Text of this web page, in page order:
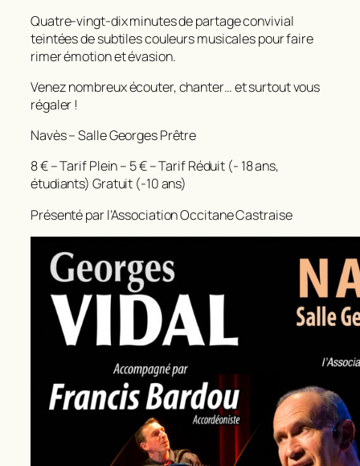
Quatre-vingt-dix minutes de partage convivial
teintées de subtiles couleurs musicales pour faire
rimer émotion et évasion.
Venez nombreux écouter, chanter… et surtout vous
régaler !
Navès – Salle Georges Prêtre
8 € – Tarif Plein – 5 € – Tarif Réduit (- 18 ans,
étudiants) Gratuit (-10 ans)
Présenté par l’Association Occitane Castraise